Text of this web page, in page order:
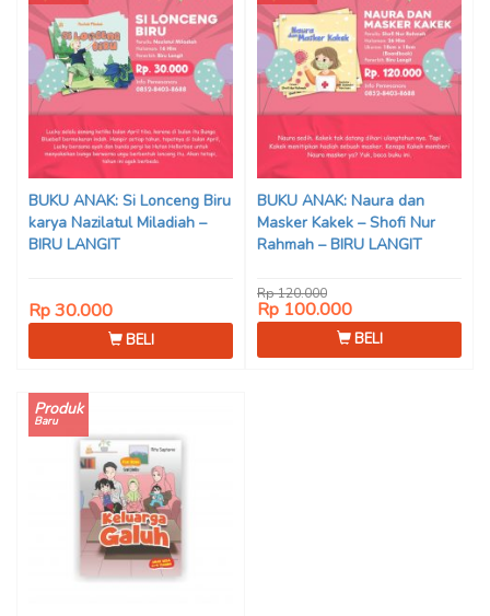
BUKU ANAK: Si Lonceng Biru
karya Nazilatul Miladiah –
BIRU LANGIT
Rp 30.000
BELI
BUKU ANAK: Naura dan
Masker Kakek – Shofi Nur
Rahmah – BIRU LANGIT
Rp 120.000
Rp 100.000
BELI
Produk
Baru